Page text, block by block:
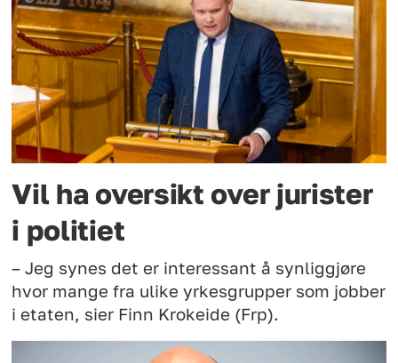
Vil ha oversikt over jurister
i politiet
– Jeg synes det er interessant å synliggjøre
hvor mange fra ulike yrkesgrupper som jobber
i etaten, sier Finn Krokeide (Frp).